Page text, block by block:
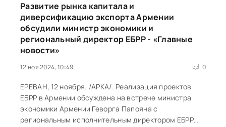
Развитие рынка капитала и
диверсификацию экспорта Армении
обсудили министр экономики и
региональный директор ЕБРР - «Главные
новости»
12 ноя 2024, 10:49 0
ЕРЕВАН, 12 ноября. /АРКА/. Реализация проектов
ЕБРР в Армении обсуждена на встрече министра
экономики Армении Геворга Папояна с
региональным исполнительным директором ЕБРР